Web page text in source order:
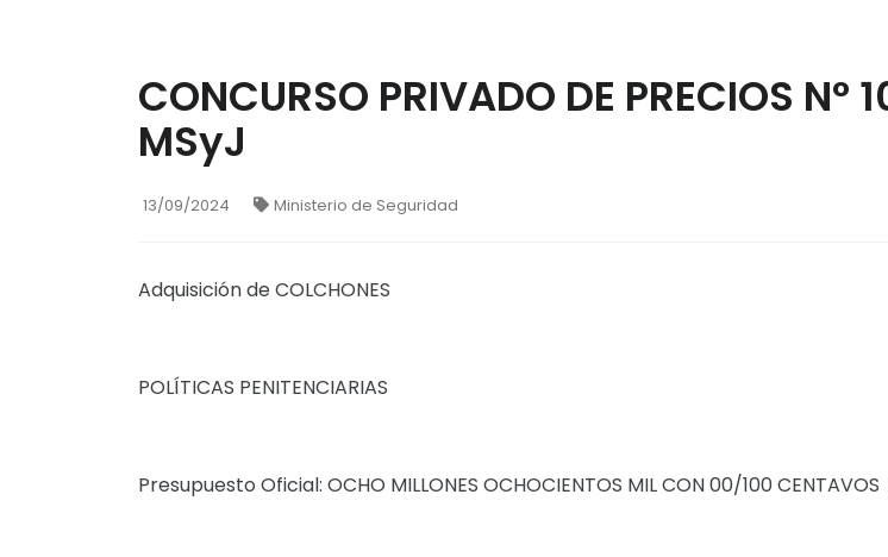
CONCURSO PRIVADO DE PRECIOS
MSyJ
13/09/2024 Ministerio de Seguridad
Adquisición de COLCHONES
POLÍTICAS PENITENCIARIAS
Presupuesto Oficial: OCHO MILLONES OCHOCIENTOS MIL CON 00/100